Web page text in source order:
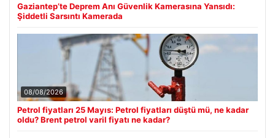
Gaziantep’te Deprem Anı Güvenlik Kamerasına Yansıdı:
Şiddetli Sarsıntı Kamerada
08/08/2026
Petrol fiyatları 25 Mayıs: Petrol fiyatları düştü mü, ne kadar
oldu? Brent petrol varil fiyatı ne kadar?